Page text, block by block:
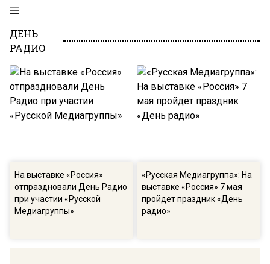
ДЕНЬ
РАДИО
На выставке «Россия»
отпраздновали День Радио
при участии «Русской
Медиагруппы»
«Русская Медиагруппа»: На
выставке «Россия» 7 мая
пройдет праздник «День
радио»